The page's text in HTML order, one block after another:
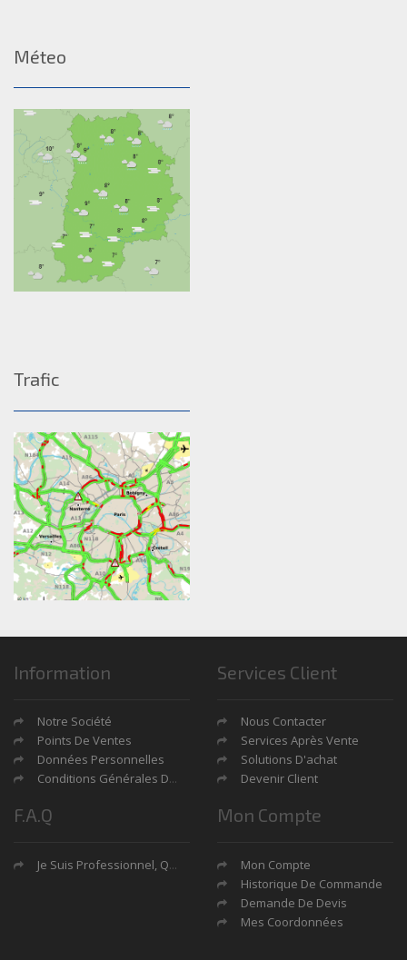
Méteo
Trafic
Information
Notre Société
Points De Ventes
Données Personnelles
Conditions Générales De Ventes
Services Client
Nous Contacter
Services Après Vente
Solutions D'achat
Devenir Client
F.A.Q
Je Suis Professionnel, Quels Sont Mes Avantages?
Mon Compte
Mon Compte
Historique De Commande
Demande De Devis
Mes Coordonnées